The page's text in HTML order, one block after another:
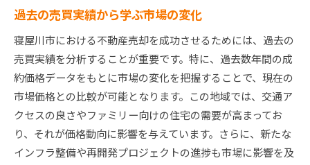
資金計画の立て方と費用対効果の考慮
競争の激しい市場での差別化戦略
家族の意見をまとめるための方法
法律上の問題とその対処法
エコで持続可能な売却プランの提案
高値での売却を目指す寝屋川市の不動産売却におけ
る重要な要素
過去の売買実績から学ぶ市場の変化
寝屋川市における不動産売却を成功させるためには、過去の
売買実績を分析することが重要です。特に、過去数年間の成
約価格データをもとに市場の変化を把握することで、現在の
市場価格との比較が可能となります。この地域では、交通ア
クセスの良さやファミリー向けの住宅の需要が高まってお
り、それが価格動向に影響を与えています。さらに、新たな
インフラ整備や再開発プロジェクトの進捗も市場に影響を及